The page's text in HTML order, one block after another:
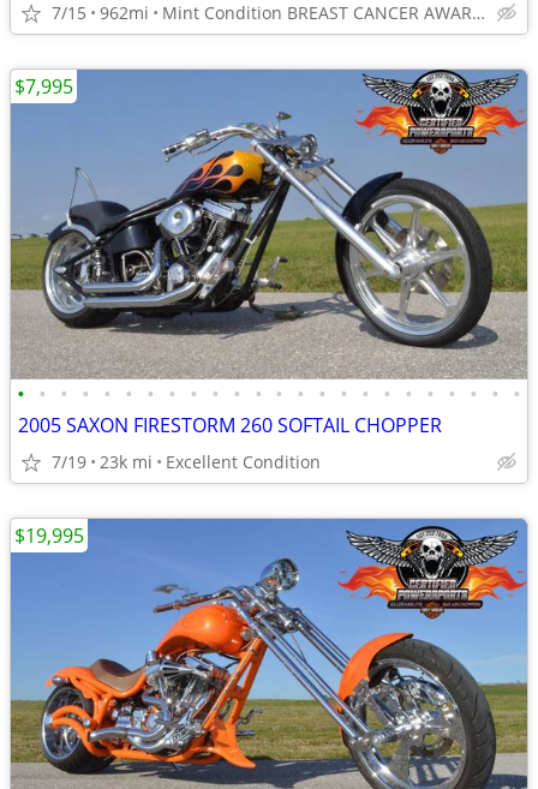
7/15 962mi Mint Condition BREAST CANCER AWARENESS 1 OF 8 PINK PEARL
• • • • • • • • • • • • • • • • • • • • • • • •
2005 SAXON FIRESTORM 260 SOFTAIL CHOPPER
7/19 23k mi Excellent Condition
$7,995
$19,995